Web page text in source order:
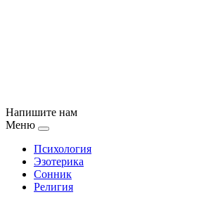
Напишите нам
Меню
Психология
Эзотерика
Сонник
Религия